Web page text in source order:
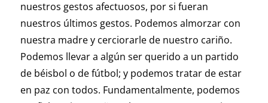
nuestros gestos afectuosos, por si fueran
nuestros últimos gestos. Podemos almorzar con
nuestra madre y cerciorarle de nuestro cariño.
Podemos llevar a algún ser querido a un partido
de béisbol o de fútbol; y podemos tratar de estar
en paz con todos. Fundamentalmente, podemos